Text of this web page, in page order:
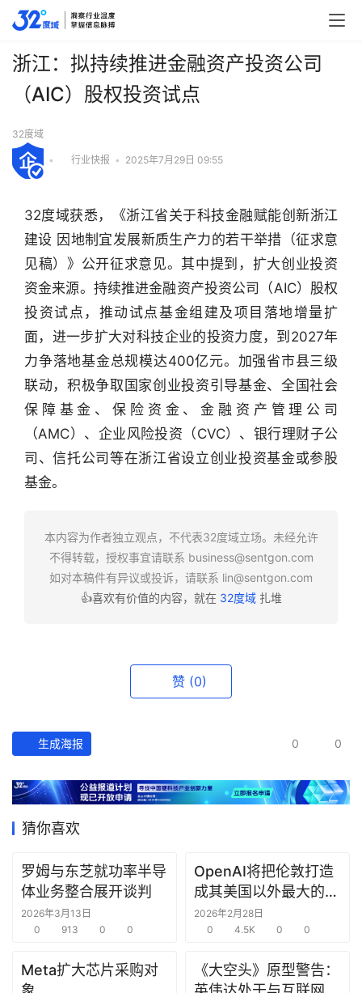
行
业
报
经
选
告
创
窗
浙江：拟持续推进金融资产投资公司
（AIC）股权投资试点
32度域
• 行业快报 • 2025年7月29日 09:55
32度域获悉，《浙江省关于科技金融赋能创新浙江
建设 因地制宜发展新质生产力的若干举措（征求意
见稿）》公开征求意见。其中提到，扩大创业投资
资金来源。持续推进金融资产投资公司（AIC）股权
投资试点，推动试点基金组建及项目落地增量扩
面，进一步扩大对科技企业的投资力度，到2027年
力争落地基金总规模达400亿元。加强省市县三级
联动，积极争取国家创业投资引导基金、全国社会
保障基金、保险资金、金融资产管理公司
（AMC）、企业风险投资（CVC）、银行理财子公
司、信托公司等在浙江省设立创业投资基金或参股
基金。
本内容为作者独立观点，不代表32度域立场。未经允许
不得转载，授权事宜请联系 business@sentgon.com
如对本稿件有异议或投诉，请联系 lin@sentgon.com
👍喜欢有价值的内容，就在 32度域扎堆
赞 (0)
生成海报 0 0
猜你喜欢
罗姆与东芝就功率半导
体业务整合展开谈判
2026年3月13日
0
913 0 0
OpenAI将把伦敦打造
成其美国以外最大的研
究中心
2026年2月28日
0
4.5K 0 0
Meta扩大芯片采购对
《大空头》原型警告：